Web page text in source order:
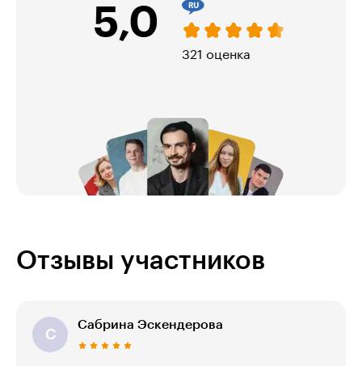
5,0
321 оценка
Отзывы участников
С
Сабрина Эскендерова